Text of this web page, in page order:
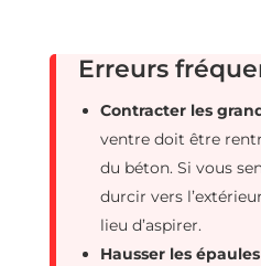
Erreurs
Contracter les
ventre doit être
du béton. Si vous
durcir vers
lieu d’aspirer.
Hausser les